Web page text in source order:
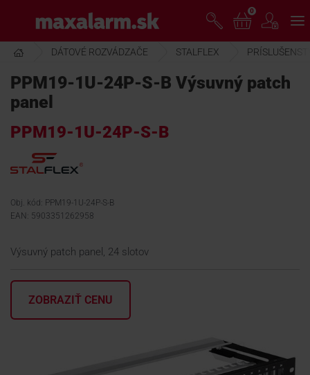
hlavnému
obsahu
www.maxalarm.sk
AKCIA MESIACA
PRODUKTY
SPOLOČNOSŤ
ŠKOLENIE
PODPORA
0
DÁTOVÉ ROZVÁDZAČE STALFLEX
PPM19-1U-24P-S-B Výsuvný patch
panel
PPM19-1U-24P-S-B
Obj. kód: PPM19-1U-24P-S-B
EAN: 5903351262958
Výsuvný patch panel, 24 slotov
ZOBRAZIŤ CENU